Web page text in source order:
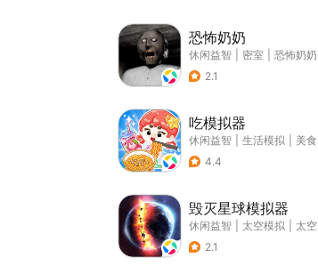
恐怖奶奶
休闲益智 密室 恐怖奶奶
2.1
吃模拟器
休闲益智 生活模拟 美食
4.4
毁灭星球模拟器
休闲益智 太空模拟
太空
2.1